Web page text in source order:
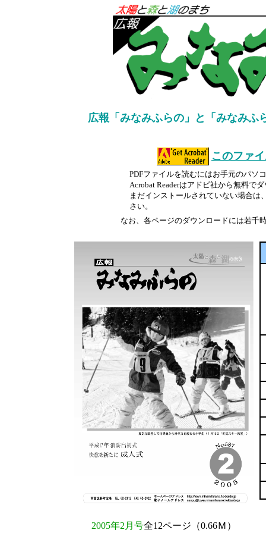
広報「みなみふらの」と「みなみふ
このファ
PDFファイルを読むにはお手元のパソ
Acrobat Readerはアドビ社から無料で
まだインストールされていない場合は
さい。
なお、各ページのダウンロードには若千
2005年2月号全12ページ（0.66Ｍ）